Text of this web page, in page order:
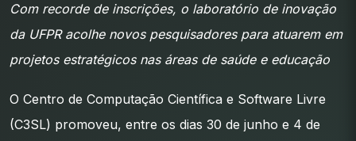
Com recorde de inscrições, o laboratório de inovação
da UFPR acolhe novos pesquisadores para atuarem em
projetos estratégicos nas áreas de saúde e educação
O Centro de Computação Científica e Software Livre
(C3SL) promoveu, entre os dias 30 de junho e 4 de